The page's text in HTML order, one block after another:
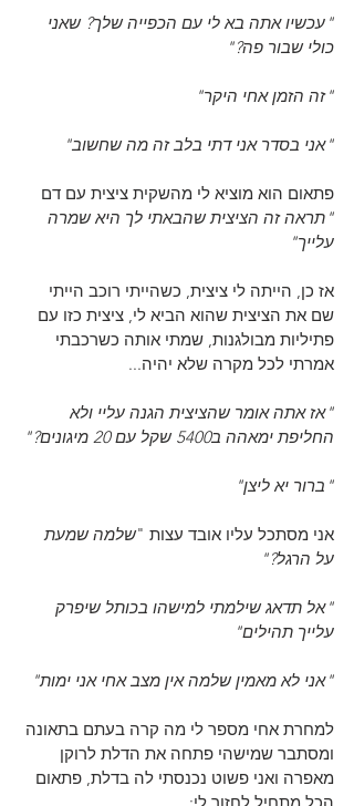
"עכשיו אתה בא לי עם הכפייה שלך? שאני
כולי שבור פה?"
"זה הזמן אחי היקר"
"אני בסדר אני דתי בלב זה מה שחשוב"
פתאום הוא מוציא לי מהשקית ציצית עם דם
"תראה זה הציצית שהבאתי לך היא שמרה
עלייך"
אז כן, הייתה לי ציצית, כשהייתי רוכב הייתי
שם את הציצית שהוא הביא לי, ציצית כזו עם
פתיליות מבולגנות, שמתי אותה כשרכבתי
אמרתי לכל מקרה שלא יהיה...
"אז אתה אומר שהציצית הגנה עליי ולא
החליפת ימאהה ב5400 שקל עם 20 מיגונים?"
"ברור יא ליצן"
אני מסתכל עליו אובד עצות "שלמה שמעת
על הרגל?"
"אל תדאג שילמתי למישהו בכותל שיפרק
עלייך תהילים"
"אני לא מאמין שלמה אין מצב אחי אני ימות"
למחרת אחי מספר לי מה קרה בעתם בתאונה
ומסתבר שמישהי פתחה את הדלת לרוקן
מאפרה ואני פשוט נכנסתי לה בדלת, פתאום